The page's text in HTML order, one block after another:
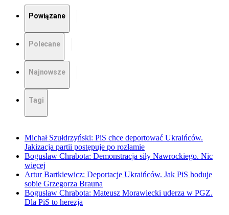
Powiązane
Polecane
Najnowsze
Tagi
Michał Szułdrzyński: PiS chce deportować Ukraińców.
Jakizacja partii postępuje po rozłamie
Bogusław Chrabota: Demonstracja siły Nawrockiego. Nic
więcej
Artur Bartkiewicz: Deportacje Ukraińców. Jak PiS hoduje
sobie Grzegorza Brauna
Bogusław Chrabota: Mateusz Morawiecki uderza w PGZ.
Dla PiS to herezja